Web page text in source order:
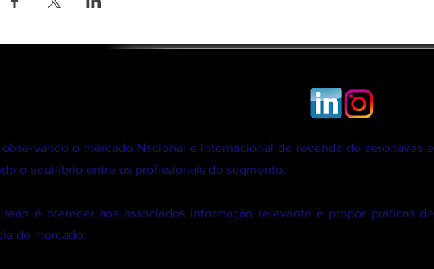
observando o mercado Nacional e internacional de revenda de aeronaves e
o equilíbrio entre os profissionais do segmento.
é oferecer aos associados informação relevante e propor práticas de
de mercado.